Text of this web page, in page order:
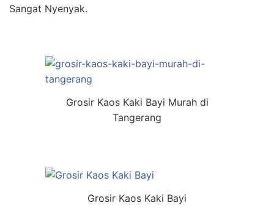
Sangat Nyenyak.
Grosir Kaos Kaki Bayi Murah di
Tangerang
Grosir Kaos Kaki Bayi